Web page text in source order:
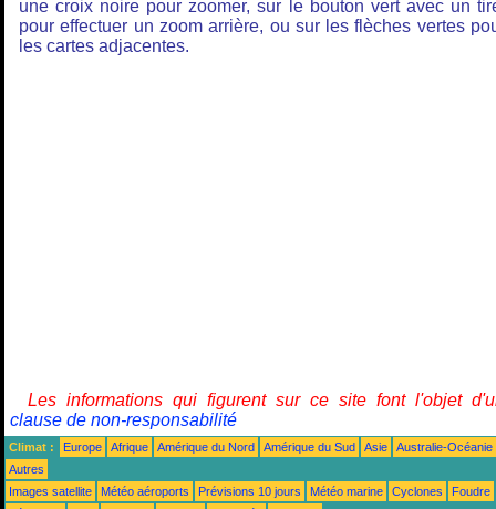
une croix noire pour zoomer, sur le bouton vert avec un
pour effectuer un zoom arrière, ou sur les flèches vertes
les cartes adjacentes.
Les informations qui figurent sur ce site font l'objet
clause de non-responsabilité
Climat : Europe Afrique Amérique du Nord Amérique du Sud Asie
Australie-Océanie
Autres
Images satellite
Météo aéroports Prévisions 10 jours Météo marine Cyclones
Foudre